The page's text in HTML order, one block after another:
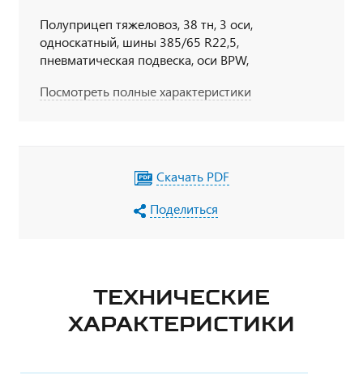
Полуприцеп тяжеловоз, 38 тн, 3 оси,
односкатный, шины 385/65 R22,5,
пневматическая подвеска, оси BPW,
коники, платформа 11000х2500(3150)/1230 мм
Посмотреть полные характеристики
Скачать PDF
Поделиться
ТЕХНИЧЕСКИЕ
ХАРАКТЕРИСТИКИ